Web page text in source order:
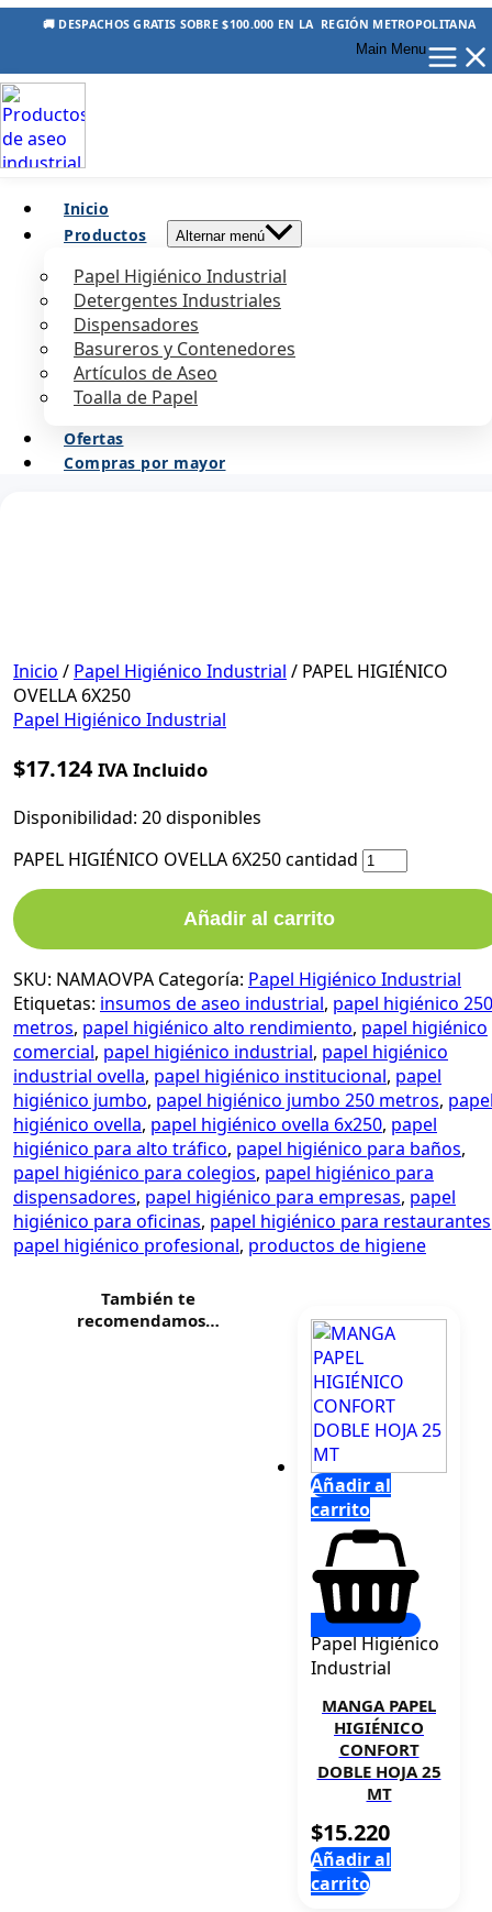
🚚 DESPACHOS GRATIS SOBRE $100.000 EN LA REGIÓN METROPOLITANA
Main Menu
Inicio
Productos
Alternar menú
Papel Higiénico Industrial
Detergentes Industriales
Dispensadores
Basureros y Contenedores
Artículos de Aseo
Toalla de Papel
Ofertas
Compras por mayor
Inicio / Papel Higiénico Industrial / PAPEL HIGIÉNICO
OVELLA 6X250
Papel Higiénico Industrial
$17.124 IVA Incluido
Disponibilidad: 20 disponibles
PAPEL HIGIÉNICO OVELLA 6X250 cantidad
Añadir al carrito
SKU: NAMAOVPA Categoría: Papel Higiénico Industrial
Etiquetas: insumos de aseo industrial, papel higiénico 250
metros, papel higiénico alto rendimiento, papel higiénico
comercial, papel higiénico industrial, papel higiénico
industrial ovella, papel higiénico institucional, papel
higiénico jumbo, papel higiénico jumbo 250 metros,
higiénico ovella, papel higiénico ovella 6x250, papel
higiénico para alto tráfico, papel higiénico para baños,
papel higiénico para colegios, papel higiénico para
dispensadores, papel higiénico para empresas, papel
higiénico para oficinas, papel higiénico para restaurantes
papel higiénico profesional, productos de higiene
También te
recomendamos…
Añadir al
carrito
Papel Higiénico
Industrial
MANGA PAPEL
HIGIÉNICO
CONFORT
DOBLE HOJA 25
MT
$15.220
Añadir al
carrito